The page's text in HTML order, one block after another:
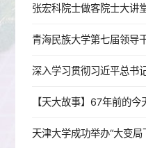
【天大故事】67年前的